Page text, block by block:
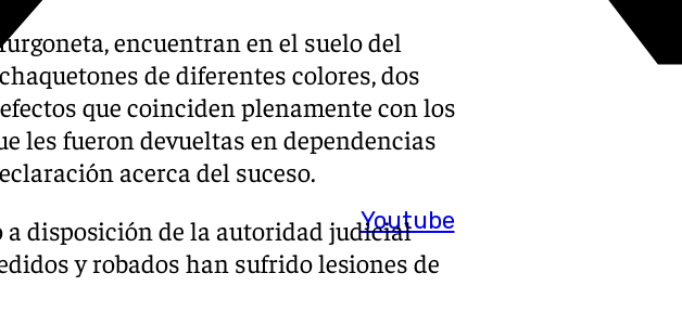
Youtube
encuentran en el suelo del
de diferentes colores, dos
que coinciden plenamente con los
les fueron devueltas en dependencias
acerca del suceso.
a disposición de la autoridad judicial
y robados han sufrido lesiones de